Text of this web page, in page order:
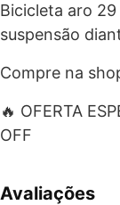
Bicicleta aro
suspensão
Compre na
🔥 OFERTA
OFF
Avaliações